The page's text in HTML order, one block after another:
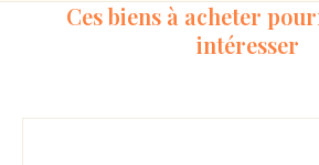
Ces biens à acheter
intéresser